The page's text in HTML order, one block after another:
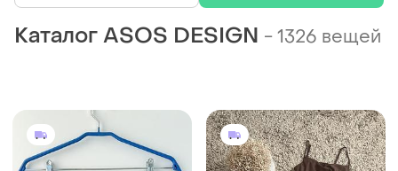
Каталог ASOS DESIGN -1326 вещей